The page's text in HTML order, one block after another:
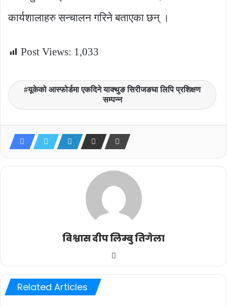
कार्यशालाहरु सन्चालन गरिने बताएका छन् ।
Post Views: 1,033
यूकेको आस्फोर्डमा एकदिने याक्थुङ सिरीजङघा लिपि प्रशिक्षण
सम्पन्न
विश्वास दीप लिम्बु तिगेला
Website
Related Articles